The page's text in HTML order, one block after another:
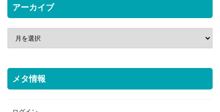
アーカイブ
メタ情報